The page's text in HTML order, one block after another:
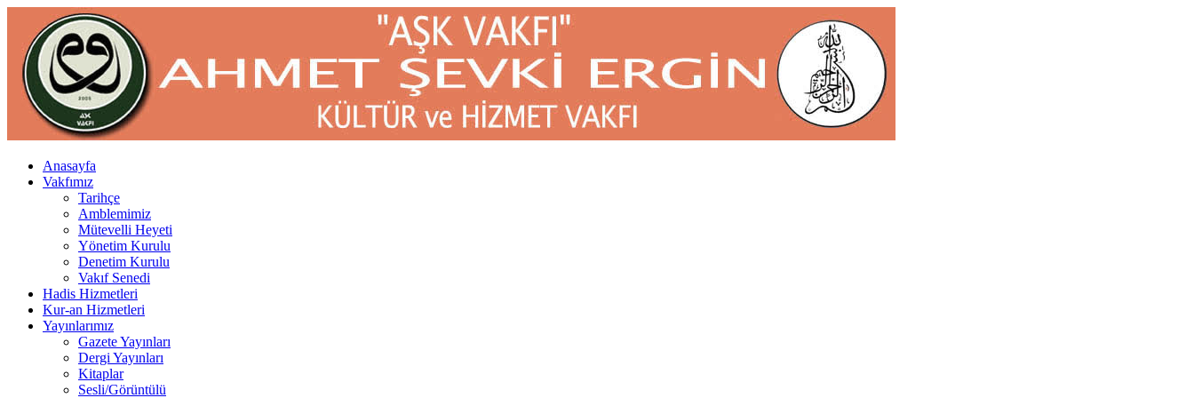
Anasayfa
Vakfımız
Tarihçe
Amblemimiz
Mütevelli Heyeti
Yönetim Kurulu
Denetim Kurulu
Vakıf Senedi
Hadis Hizmetleri
Kur-an Hizmetleri
Yayınlarımız
Gazete Yayınları
Dergi Yayınları
Kitaplar
Sesli/Görüntülü